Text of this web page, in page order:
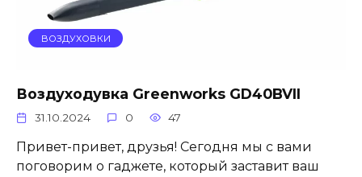
ВОЗДУХОВКИ
Воздуходувка Greenworks GD40BVII
31.10.2024 0 47
Привет-привет, друзья! Сегодня мы с вами
поговорим о гаджете, который заставит ваш